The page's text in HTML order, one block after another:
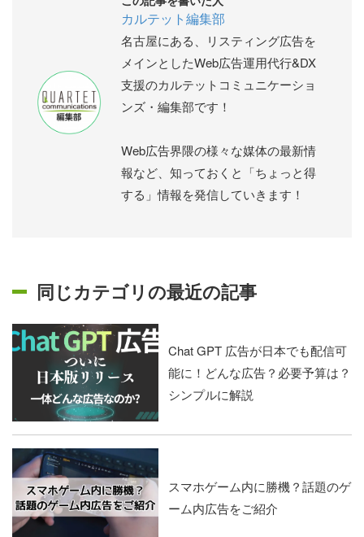
カルテット編集部
名古屋にある、リスティング広告を
メインとしたWeb広告運用代行&DX
支援のカルテットコミュニケーショ
ンズ・編集部です！
Web広告界隈の様々な媒体の最新情
報など、知っておくと「ちょっと得
する」情報を発信していきます！
同じカテゴリの最近の記事
Chat GPT 広告が日本でも配信可
能に！どんな広告？必要予算は？
シンプルに解説
スマホゲーム内に勝機？話題のゲ
ーム内広告をご紹介